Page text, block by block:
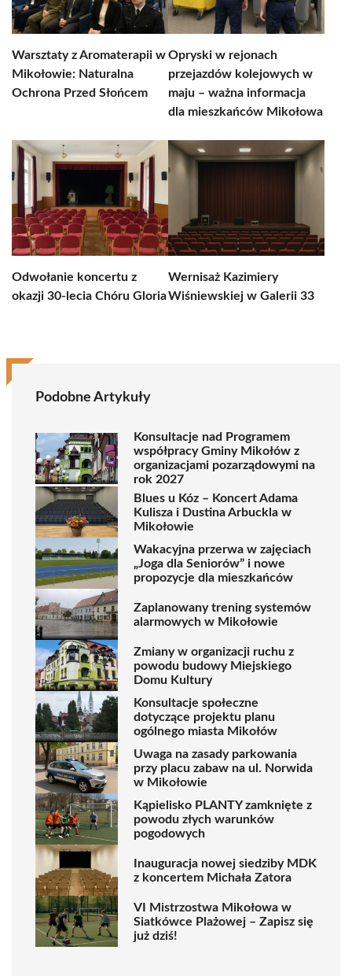
Warsztaty z Aromaterapii w
Mikołowie: Naturalna
Ochrona Przed Słońcem
Opryski w rejonach
przejazdów kolejowych w
maju – ważna informacja
dla mieszkańców Mikołowa
Odwołanie koncertu z
okazji 30-lecia Chóru Gloria
Wernisaż Kazimiery
Wiśniewskiej w Galerii 33
Podobne Artykuły
Konsultacje nad Programem
współpracy Gminy Mikołów z
organizacjami pozarządowymi na
rok 2027
Blues u Kóz – Koncert Adama
Kulisza i Dustina Arbuckla w
Mikołowie
Wakacyjna przerwa w zajęciach
„Joga dla Seniorów” i nowe
propozycje dla mieszkańców
Zaplanowany trening systemów
alarmowych w Mikołowie
Zmiany w organizacji ruchu z
powodu budowy Miejskiego
Domu Kultury
Konsultacje społeczne
dotyczące projektu planu
ogólnego miasta Mikołów
Uwaga na zasady parkowania
przy placu zabaw na ul. Norwida
w Mikołowie
Kąpielisko PLANTY zamknięte z
powodu złych warunków
pogodowych
Inauguracja nowej siedziby MDK
z koncertem Michała Zatora
VI Mistrzostwa Mikołowa w
Siatkówce Plażowej – Zapisz się
już dziś!